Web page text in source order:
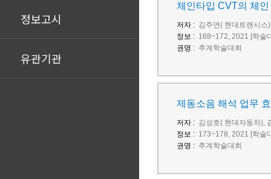
정보고시
유관기관
체인타입 CVT의 체
저자 : 김주연( 현대트랜시스
정보 : 168~172, 2021 [학술
권명 : 추계학술대회
제동소음 해석 업무
저자 : 김성호( 현대자동차),
정보 : 173~178, 2021 [학술
권명 : 추계학술대회